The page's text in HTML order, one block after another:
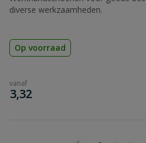
diverse werkzaamheden.
Op voorraad
vanaf
€
3,32